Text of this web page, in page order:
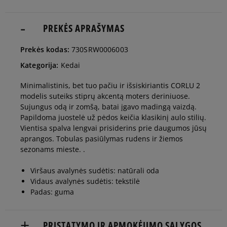
37 23,8 cm
38 24,3 cm Pranešti man
39 25,1 cm Pranešti man
39,5 25,4 cm
40 25,6 cm
PREKĖS APRAŠYMAS
Prekės kodas: 730SRW0006003
Kategorija: Kedai
Minimalistinis, bet tuo pačiu ir išsiskiriantis CORLU 2
modelis suteiks stiprų akcentą moters deriniuose.
Sujungus odą ir zomšą, batai įgavo madingą vaizdą.
Papildoma juostelė už pėdos keičia klasikinį aulo stilių.
Vientisa spalva lengvai prisiderins prie daugumos jūsų
aprangos. Tobulas pasiūlymas rudens ir žiemos
sezonams mieste. .
Viršaus avalynės sudėtis: natūrali oda
Vidaus avalynės sudėtis: tekstilė
Padas: guma